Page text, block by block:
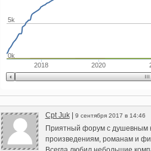
2018 2020
0k
5k
Cpt Juk| 9 сентября 2017 в 14:46
Приятный форум с душевным
произведениям, романам и